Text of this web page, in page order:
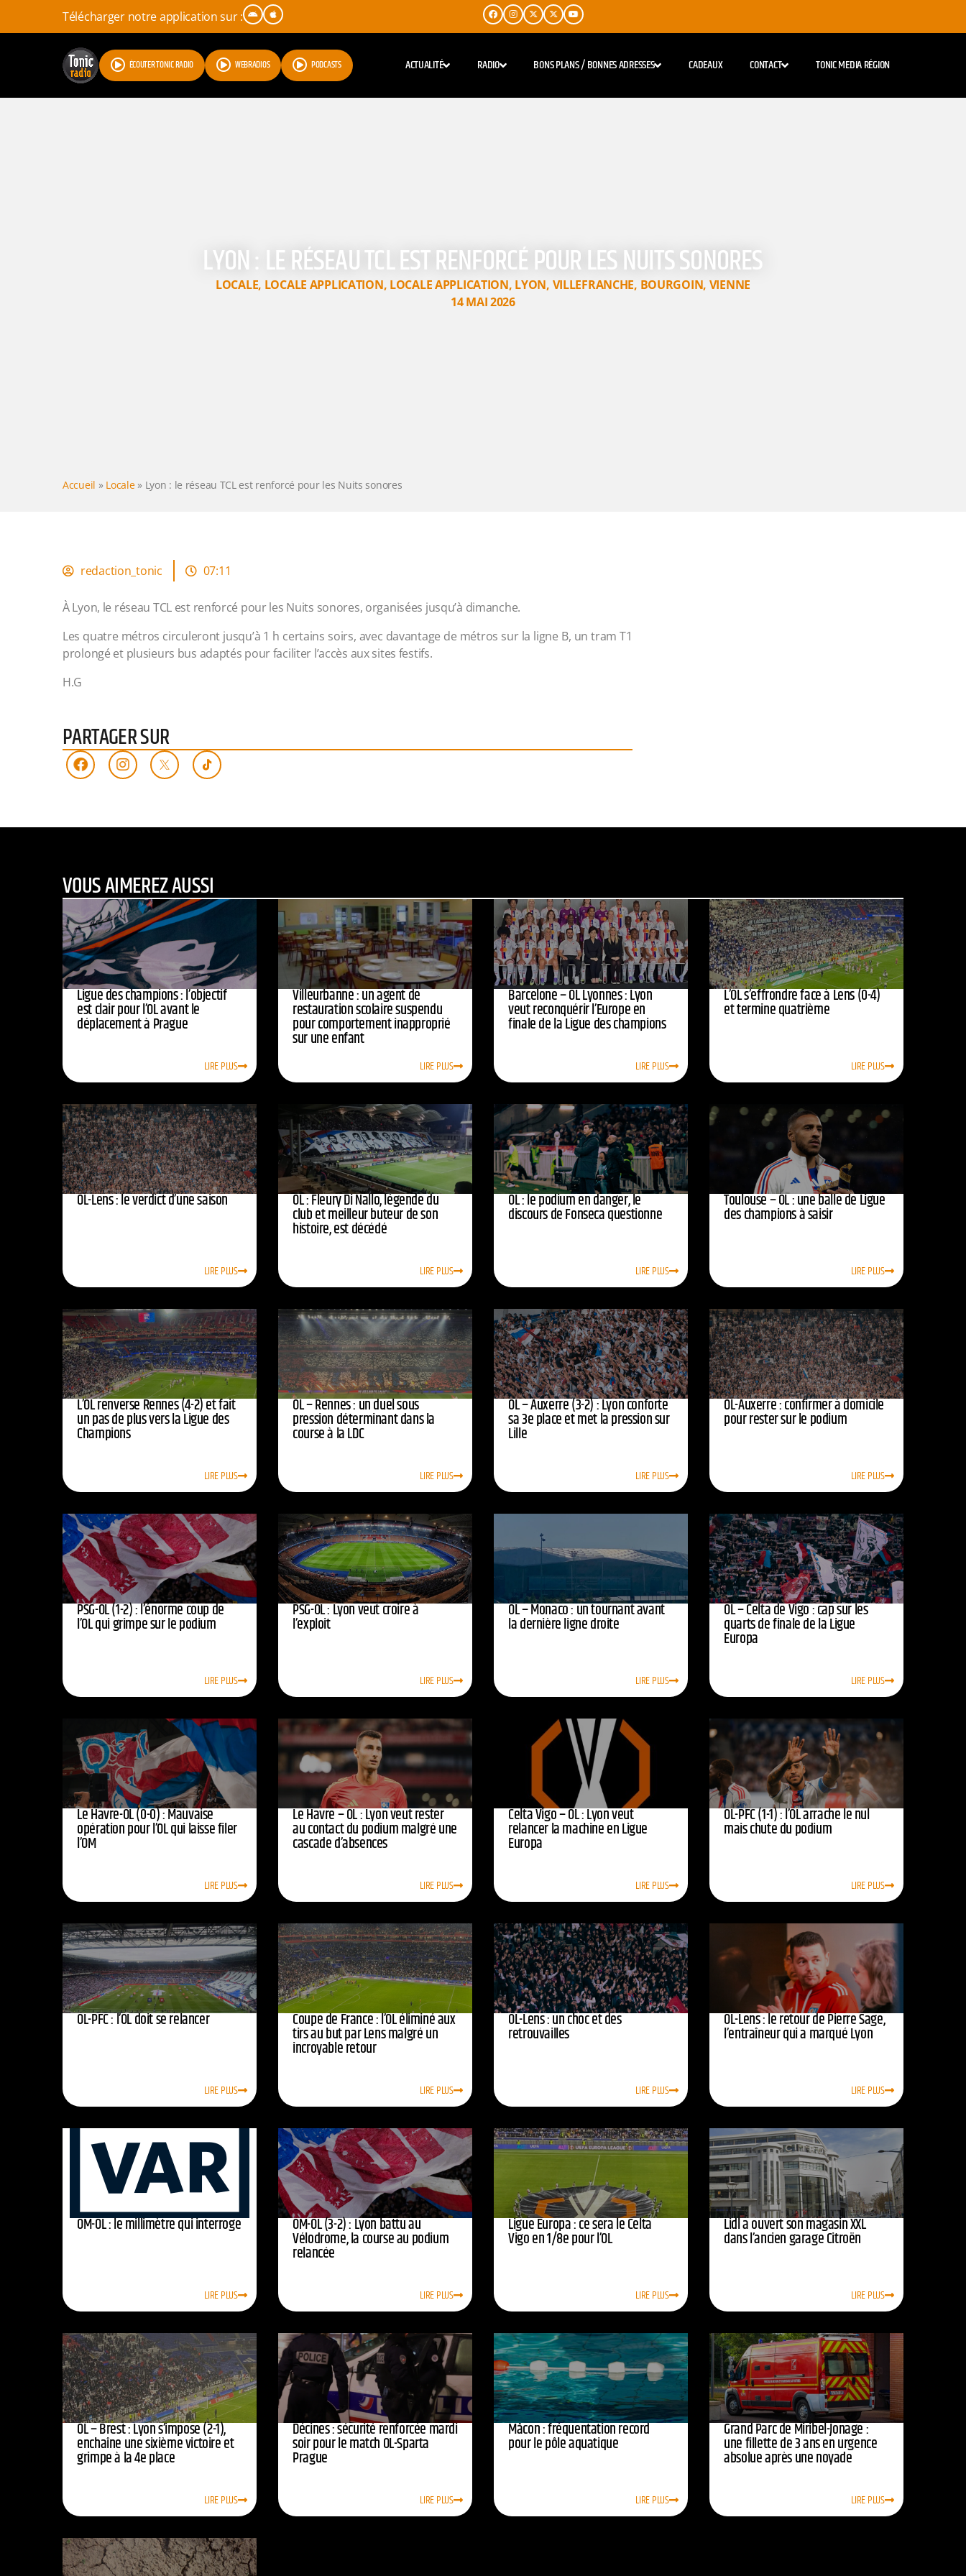
Télécharger notre application sur :
ÉCOUTER TONIC RADIO WEBRADIOS PODCASTS ACTUALITÉ RADIO BONS PLANS / BONNES ADRESSES CADEAUX CONTACT TONIC MEDIA RÉGION
LYON : LE RÉSEAU TCL EST RENFORCÉ POUR LES NUITS SONORES
LOCALE, LOCALE APPLICATION, LOCALE APPLICATION, LYON, VILLEFRANCHE, BOURGOIN, VIENNE
14 MAI 2026
Accueil » Locale» Lyon : le réseau TCL est renforcé pour les Nuits sonores
redaction_tonic 07:11
À Lyon, le réseau TCL est renforcé pour les Nuits sonores, organisées jusqu’à dimanche.
Les quatre métros circuleront jusqu’à 1 h certains soirs, avec davantage de métros sur la ligne B, un tram T1
prolongé et plusieurs bus adaptés pour faciliter l’accès aux sites festifs.
H.G
PARTAGER SUR
VOUS AIMEREZ AUSSI
Ligue des champions : l’objectif
est clair pour l’OL avant le
déplacement à Prague
LIRE PLUS
Villeurbanne : un agent de
restauration scolaire suspendu
pour comportement inapproprié
sur une enfant
LIRE PLUS
Barcelone – OL Lyonnes : Lyon
veut reconquérir l’Europe en
finale de la Ligue des champions
LIRE PLUS
L’OL s’effrondre face à Lens (0-4)
et termine quatrième
LIRE PLUS
OL-Lens : le verdict d’une saison
LIRE PLUS
OL : Fleury Di Nallo, légende du
club et meilleur buteur de son
histoire, est décédé
LIRE PLUS
OL : le podium en danger, le
discours de Fonseca questionne
LIRE PLUS
Toulouse – OL : une balle de Ligue
des champions à saisir
LIRE PLUS
L’OL renverse Rennes (4-2) et fait
un pas de plus vers la Ligue des
Champions
LIRE PLUS
OL – Rennes : un duel sous
pression déterminant dans la
course à la LDC
LIRE PLUS
OL – Auxerre (3-2) : Lyon conforte
sa 3e place et met la pression sur
Lille
LIRE PLUS
OL-Auxerre : confirmer à domicile
pour rester sur le podium
LIRE PLUS
PSG-OL (1-2) : l’énorme coup de
l’OL qui grimpe sur le podium
LIRE PLUS
PSG-OL : Lyon veut croire à
l’exploit
LIRE PLUS
OL – Monaco : un tournant avant
la dernière ligne droite
LIRE PLUS
OL – Celta de Vigo : cap sur les
quarts de finale de la Ligue
Europa
LIRE PLUS
Le Havre-OL (0-0) : Mauvaise
opération pour l’OL qui laisse filer
l’OM
LIRE PLUS
Le Havre – OL : Lyon veut rester
au contact du podium malgré une
cascade d’absences
LIRE PLUS
Celta Vigo – OL : Lyon veut
relancer la machine en Ligue
Europa
LIRE PLUS
OL-PFC (1-1) : l’OL arrache le nul
mais chute du podium
LIRE PLUS
OL-PFC : l’OL doit se relancer
LIRE PLUS
Coupe de France : l’OL éliminé aux
tirs au but par Lens malgré un
incroyable retour
LIRE PLUS
OL-Lens : un choc et des
retrouvailles
LIRE PLUS
OL-Lens : le retour de Pierre Sage,
l’entraîneur qui a marqué Lyon
LIRE PLUS
OM-OL : le millimètre qui interroge
LIRE PLUS
OM-OL (3-2) : Lyon battu au
Vélodrome, la course au podium
relancée
LIRE PLUS
Ligue Europa : ce sera le Celta
Vigo en 1/8e pour l’OL
LIRE PLUS
Lidl a ouvert son magasin XXL
dans l’ancien garage Citroën
LIRE PLUS
OL – Brest : Lyon s’impose (2-1),
enchaîne une sixième victoire et
grimpe à la 4e place
LIRE PLUS
Décines : sécurité renforcée mardi
soir pour le match OL-Sparta
Prague
LIRE PLUS
Mâcon : fréquentation record
pour le pôle aquatique
LIRE PLUS
Grand Parc de Miribel-Jonage :
une fillette de 3 ans en urgence
absolue après une noyade
LIRE PLUS